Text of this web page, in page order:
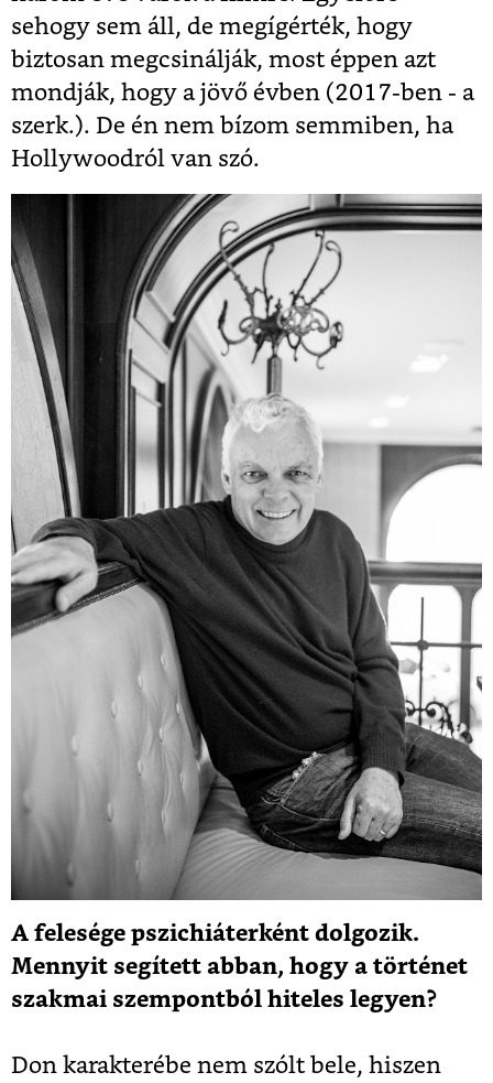
sehogy sem áll, de megígérték, hogy
biztosan megcsinálják, most éppen azt
mondják, hogy a jövő évben (2017-ben - a
szerk.). De én nem bízom semmiben, ha
Hollywoodról van szó.
A felesége pszichiáterként dolgozik.
Mennyit segített abban, hogy a történet
szakmai szempontból hiteles legyen?
Don karakterébe nem szólt bele, hiszen